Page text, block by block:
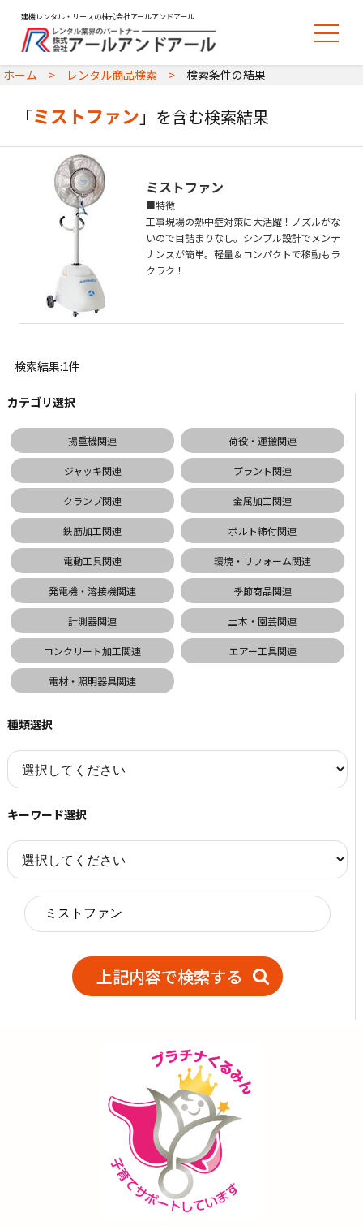
建機レンタル・リースの株式会社アールアンドアール
ホーム レンタル商品検索 検索条件の結果
「ミストファン 」を含む検索結果
カテゴリ選択
揚重機関連 荷役・運搬関連
ジャッキ関連 プラント関連
クランプ関連 金属加工関連
鉄筋加工関連 ボルト締付関連
電動工具関連 環境・リフォーム関連
発電機・溶接機関連 季節商品関連
計測器関連 土木・園芸関連
コンクリート加工関連 エアー工具関連
電材・照明器具関連
種類選択
キーワード選択
ミストファン
■特徴
工事現場の熱中症対策に大活躍！ノズルがな
いので目詰まりなし。シンプル設計でメンテ
ナンスが簡単。軽量＆コンパクトで移動もラ
クラク！
検索結果:1件